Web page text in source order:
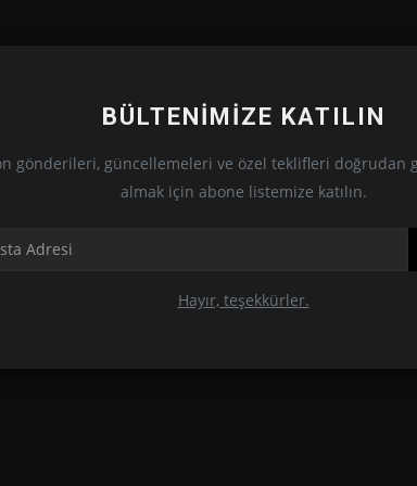
BÜLTENIMIZE KATILIN
gönderileri, güncellemeleri ve özel teklifleri doğrudan
almak için abone listemize katılın.
Hayır, teşekkürler.